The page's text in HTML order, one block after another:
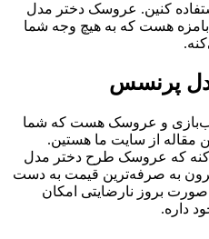
کنین. عروسک دختر مدل
هست که به هیچ وجه شما
پرنسس
و عروسک هست که شما
مقاله از سایت ما هستین.
که عروسک طرح دختر مدل
به‌ صرفه‌ترین قیمت به دست
بروز نارضایتی امکان
داره.